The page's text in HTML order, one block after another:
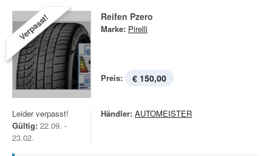
Verpasst! Reifen Pzero
Marke: Pirelli
Preis: € 150,00
Leider verpasst!
Gültig: 22.09. -
23.02.
Händler: AUTOMEISTER